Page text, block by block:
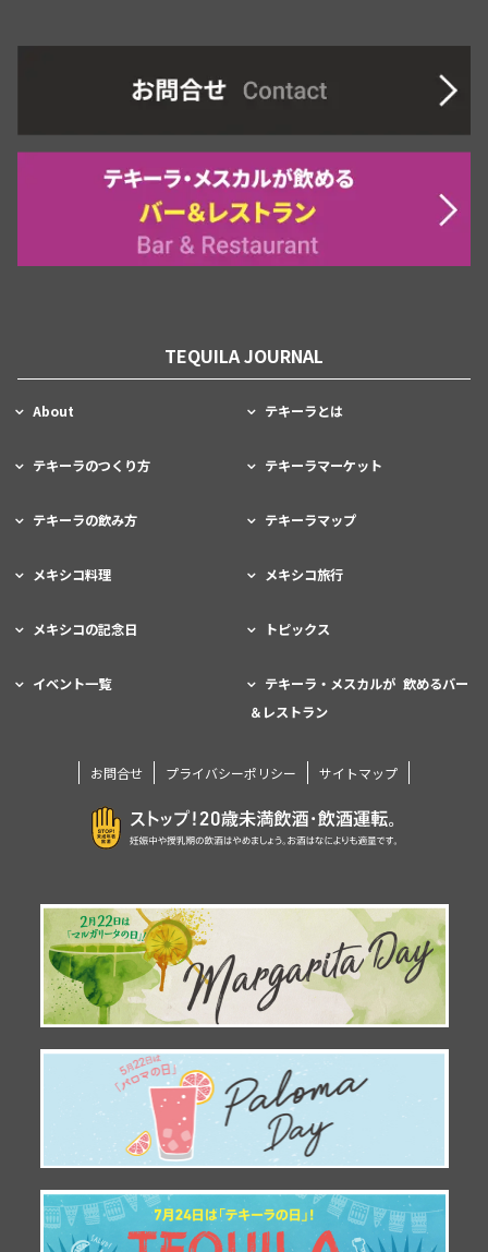
TEQUILA JOURNAL
About テキーラとは
テキーラのつくり方 テキーラマーケット
テキーラの飲み方 テキーラマップ
メキシコ料理 メキシコ旅行
メキシコの記念日 トピックス
イベント一覧
テキーラ・メスカルが 飲めるバー
＆レストラン
お問合せ プライバシーポリシー サイトマップ